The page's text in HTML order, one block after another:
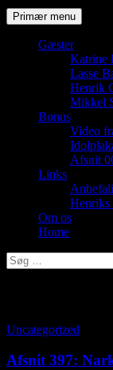
SøgPrimær menu
Gæster
Katrine
Lasse
Henrik
Mikkel
Bonus
Video
Afsnit
Links
Henriks
Om os
Home
Søg
efter:
Uncategorized
Afsnit 397: